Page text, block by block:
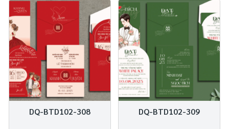
DQ-BTD102-308 DQ-BTD102-309